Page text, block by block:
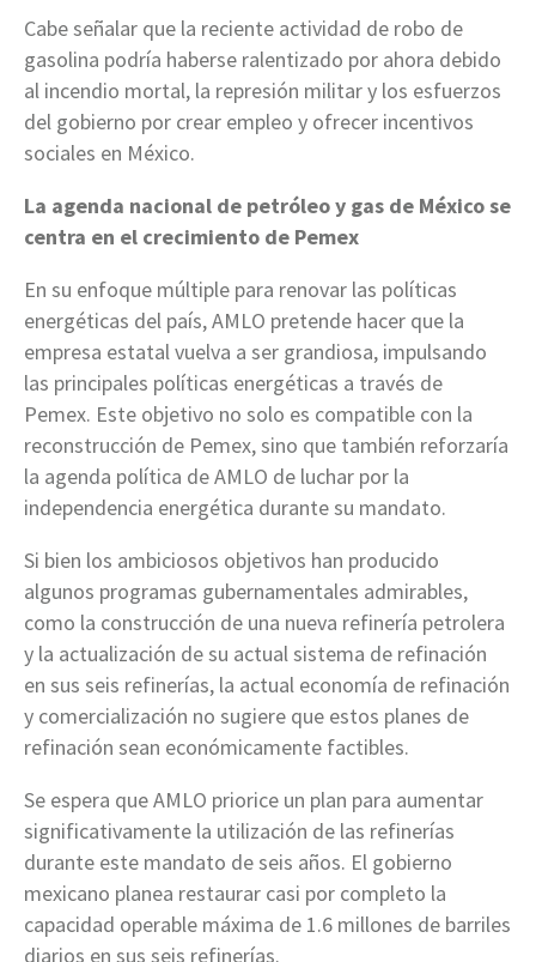
Cabe señalar que la reciente actividad de robo de
gasolina podría haberse ralentizado por ahora debido
al incendio mortal, la represión militar y los esfuerzos
del gobierno por crear empleo y ofrecer incentivos
sociales en México.
La agenda nacional de petróleo y gas de México se
centra en el crecimiento de Pemex
En su enfoque múltiple para renovar las políticas
energéticas del país, AMLO pretende hacer que la
empresa estatal vuelva a ser grandiosa, impulsando
las principales políticas energéticas a través de
Pemex. Este objetivo no solo es compatible con la
reconstrucción de Pemex, sino que también reforzaría
la agenda política de AMLO de luchar por la
independencia energética durante su mandato.
Si bien los ambiciosos objetivos han producido
algunos programas gubernamentales admirables,
como la construcción de una nueva refinería petrolera
y la actualización de su actual sistema de refinación
en sus seis refinerías, la actual economía de refinación
y comercialización no sugiere que estos planes de
refinación sean económicamente factibles.
Se espera que AMLO priorice un plan para aumentar
significativamente la utilización de las refinerías
durante este mandato de seis años. El gobierno
mexicano planea restaurar casi por completo la
capacidad operable máxima de 1.6 millones de barriles
diarios en sus seis refinerías.